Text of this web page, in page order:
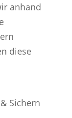
anhand
diese